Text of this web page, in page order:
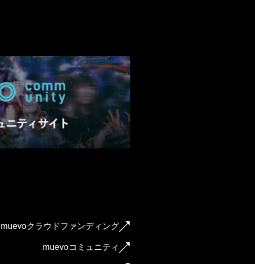
muevoクラウドファンディング
muevoコミュニティ